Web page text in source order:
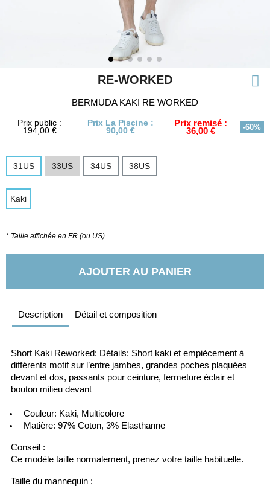
RE-WORKED
BERMUDA KAKI RE WORKED
Prix public :
194,00 €
Prix La Piscine :
90,00 €
Prix remisé :
36,00 € -60%
31US 33US 34US 38US
Kaki
* Taille affichée en FR (ou US)
AJOUTER AU PANIER
Description Détail et composition
Short Kaki Reworked: Détails: Short kaki et empiècement à
différents motif sur l’entre jambes, grandes poches plaquées
devant et dos, passants pour ceinture, fermeture éclair et
bouton milieu devant
Couleur: Kaki, Multicolore
Matière: 97% Coton, 3% Elasthanne
Conseil :
Ce modèle taille normalement, prenez votre taille habituelle.
Taille du mannequin :